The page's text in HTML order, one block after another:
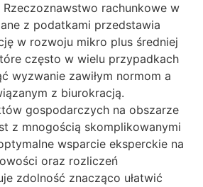
Rzeczoznawstwo rachunkowe w
z podatkami przedstawia
w rozwoju mikro plus średniej
często w wielu przypadkach
wyzwanie zawiłym normom a
z biurokracją.
gospodarczych na obszarze
z mnogością skomplikowanymi
wsparcie eksperckie na
oraz rozliczeń
zdolność znacząco ułatwić